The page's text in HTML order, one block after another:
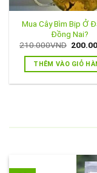
Mua Cây Bìm Bịp Ở
Đồng Nai?
210.000VND Giá
là:
THÊM VÀO GIỎ